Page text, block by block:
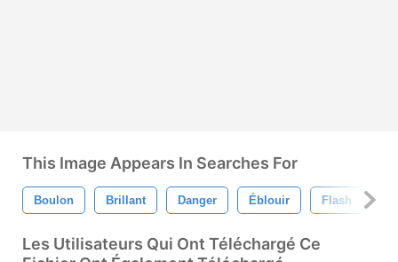
This Image Appears In Searches For
Boulon Brillant Danger Éblouir Flash
Les Utilisateurs Qui Ont Téléchargé Ce